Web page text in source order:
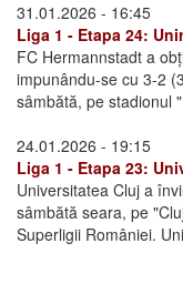
31.01.2026 - 16:45
Liga 1 - Etapa 24:
FC Hermannstadt a
impunându-se cu 3-2
sâmbătă, pe stadionul
24.01.2026 - 19:15
Liga 1 - Etapa 23:
Universitatea Cluj a
sâmbătă seara, pe
Superligii României.